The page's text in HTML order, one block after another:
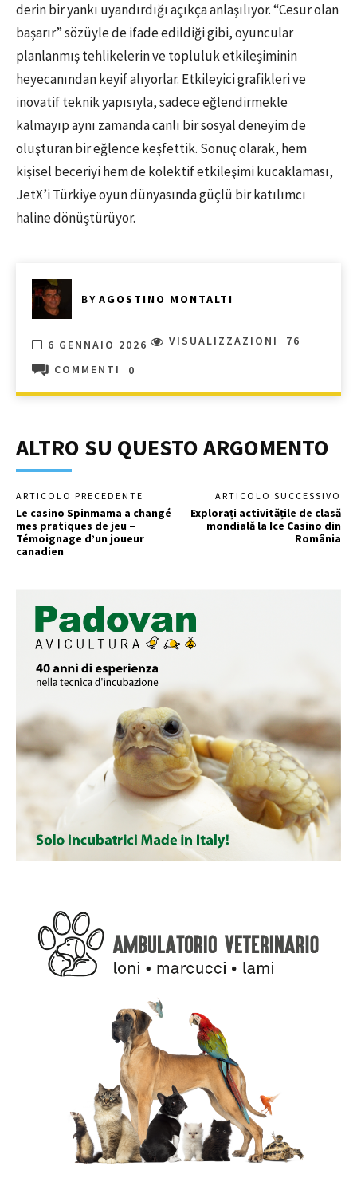
derin bir yankı uyandırdığı açıkça anlaşılıyor. “Cesur olan
başarır” sözüyle de ifade edildiği gibi, oyuncular
planlanmış tehlikelerin ve topluluk etkileşiminin
heyecanından keyif alıyorlar. Etkileyici grafikleri ve
inovatif teknik yapısıyla, sadece eğlendirmekle
kalmayıp aynı zamanda canlı bir sosyal deneyim de
oluşturan bir eğlence keşfettik. Sonuç olarak, hem
kişisel beceriyi hem de kolektif etkileşimi kucaklaması,
JetX’i Türkiye oyun dünyasında güçlü bir katılımcı
haline dönüştürüyor.
BY AGOSTINO MONTALTI
6 GENNAIO 2026 VISUALIZZAZIONI 76
COMMENTI 0
ALTRO SU QUESTO ARGOMENTO
ARTICOLO PRECEDENTE
Le casino Spinmama a changé
mes pratiques de jeu –
Témoignage d’un joueur
canadien
ARTICOLO SUCCESSIVO
Explorați activitățile de clasă
mondială la Ice Casino din
România